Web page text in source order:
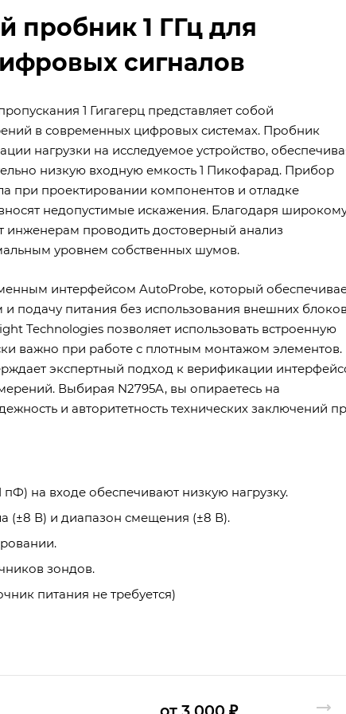
пробник 1 ГГц для
сигналов
1 Гигагерц представляет собой
в современных цифровых системах. Пробник
нагрузки на исследуемое устройство,
низкую входную емкость 1 Пикофарад. Прибор
при проектировании компонентов и отладке
недопустимые искажения. Благодаря
инженерам проводить достоверный анализ
уровнем собственных шумов.
интерфейсом AutoProbe, который
подачу питания без использования внешних
Technologies позволяет использовать встроенную
важно при работе с плотным монтажом элементов.
экспертный подход к верификации
Выбирая N2795A, вы опираетесь на
и авторитетность технических заключений
на входе обеспечивают низкую нагрузку.
(±8 В) и диапазон смещения (±8 В).
зондов.
питания не требуется)